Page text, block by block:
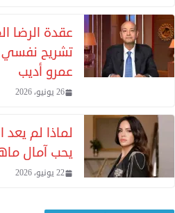
عقدة الرضا
تشريح
عمرو أديب
26 يونيو، 2026
لماذا لم يعد
يحب آمال
22 يونيو، 2026